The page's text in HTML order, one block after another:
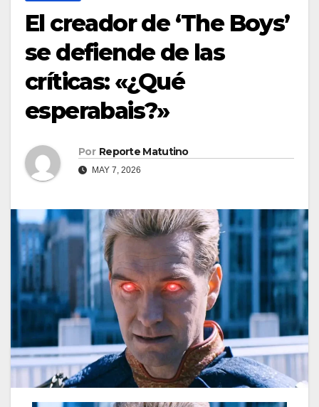
El creador de ‘The Boys’
se defiende de las
críticas: «¿Qué
esperabais?»
Por Reporte Matutino
MAY 7, 2026